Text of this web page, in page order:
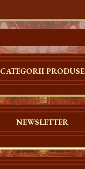
CATEGORII PRODUSE
NEWSLETTER